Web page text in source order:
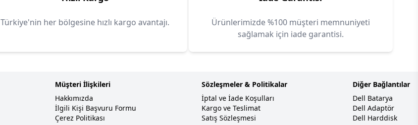
Türkiye'nin her bölgesine hızlı kargo avantajı.
Ürünlerimizde %100 müşteri memnuniyeti
sağlamak için iade garantisi.
Müşteri İlişkileri
Hakkımızda
İlgili Kişi Başvuru Formu
Çerez Politikası
Sözleşmeler & Politikalar
İptal ve İade Koşulları
Kargo ve Teslimat
Satış Sözleşmesi
Diğer Bağlantılar
Dell Batarya
Dell Adaptör
Dell Harddisk